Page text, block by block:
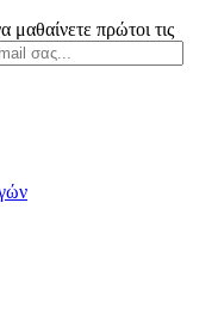
μαθαίνετε πρώτοι τις